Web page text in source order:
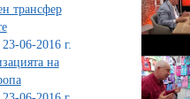
трансфер
23-06-2016 г.
на